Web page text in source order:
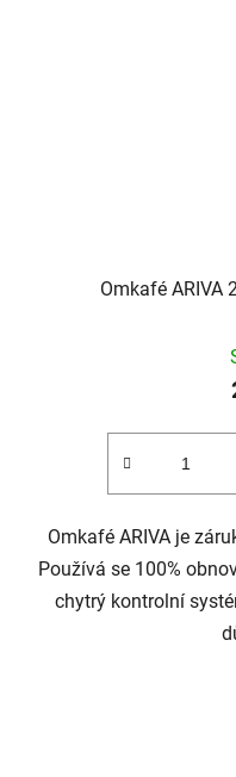
Omkafé ARIVA
Omkafé ARIVA je
Používá se 100%
chytrý kontrolní